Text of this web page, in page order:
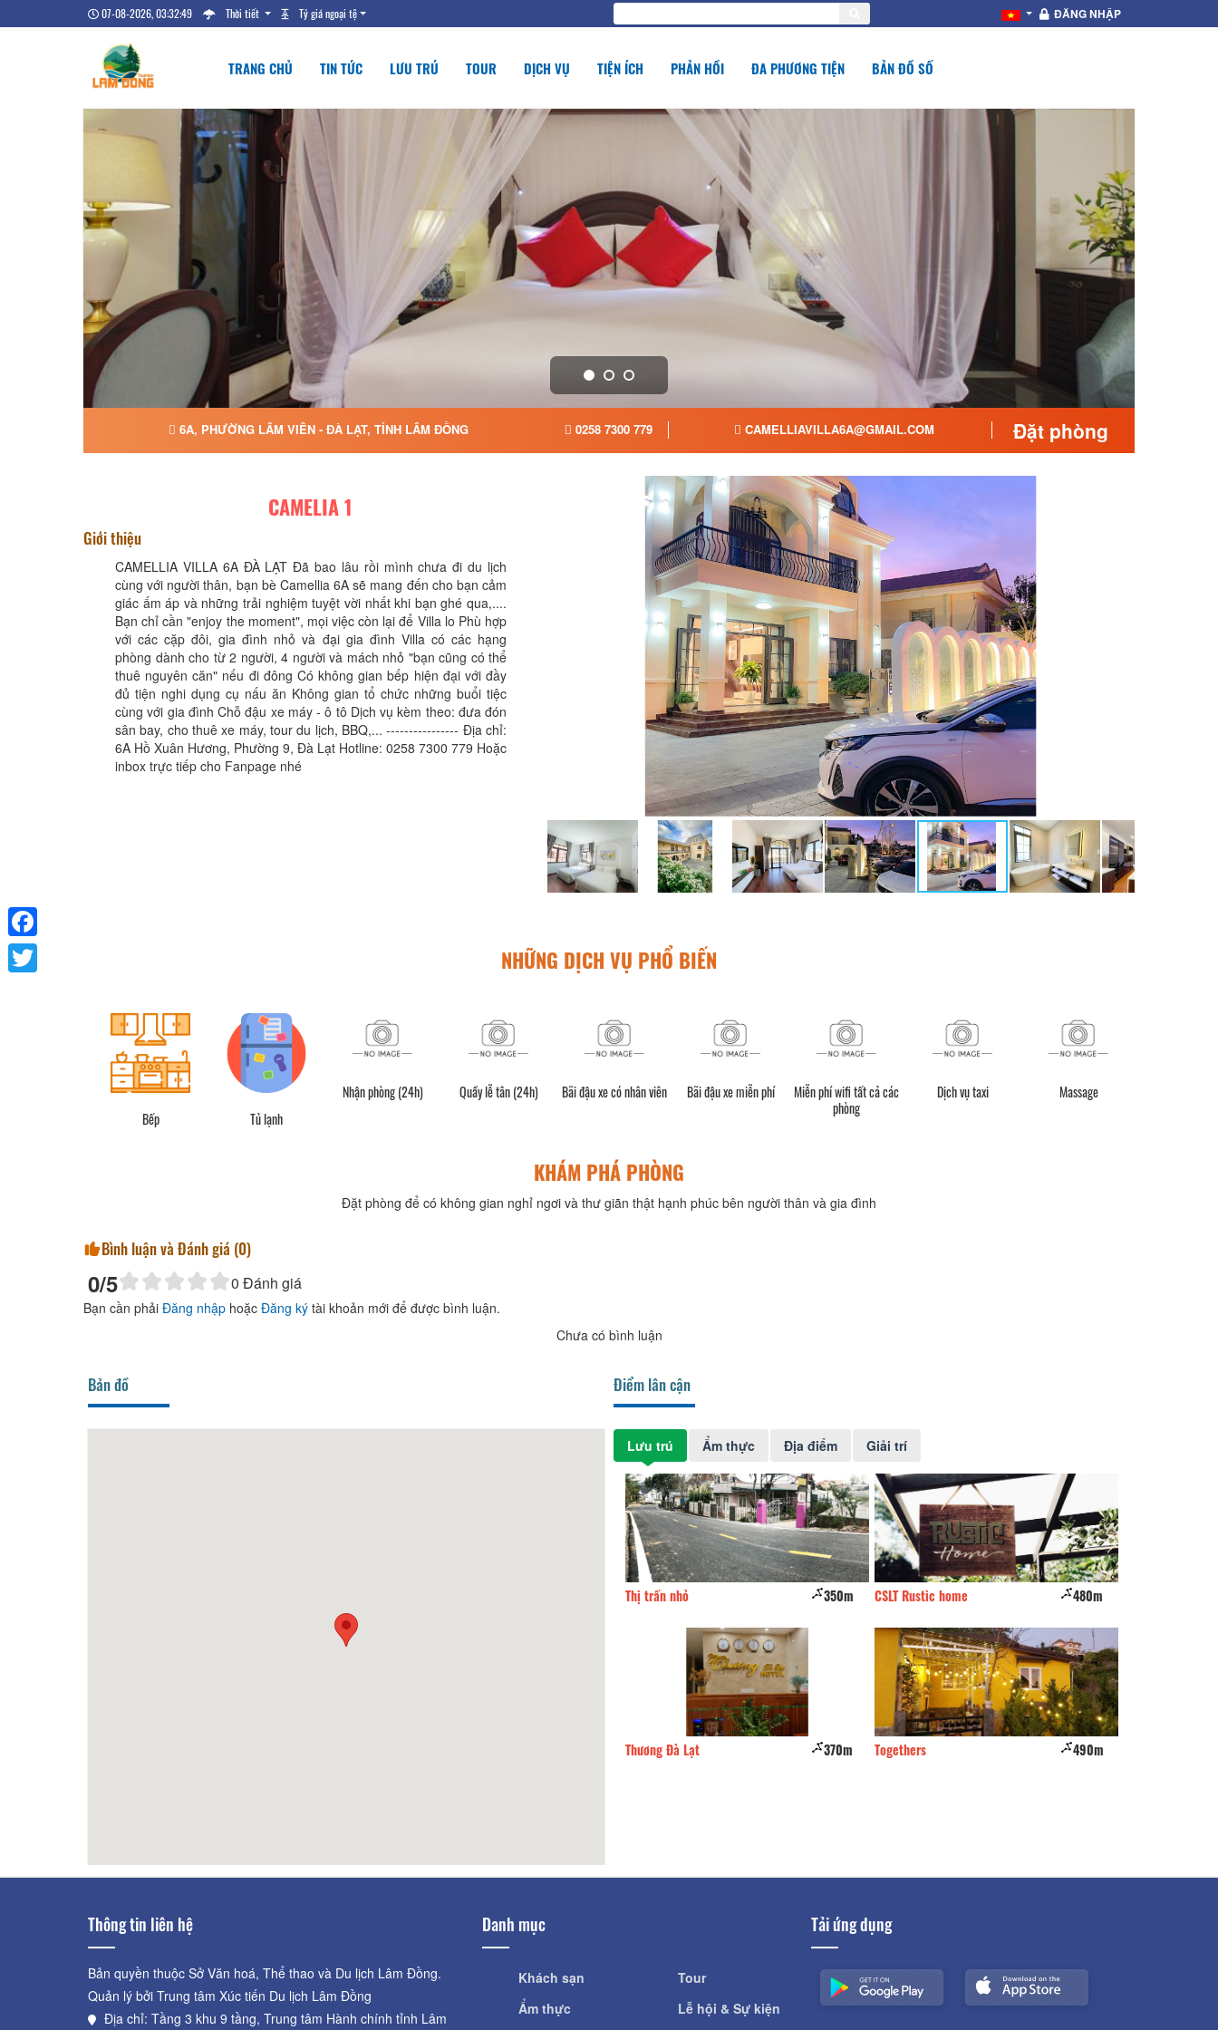
07-08-2026, 03:32:50 Thời tiết Tỷ giá ngoại tệ ĐĂNG NHẬP
TRANG CHỦ TIN TỨC LƯU TRÚ TOUR DỊCH VỤ TIỆN ÍCH PHẢN HỒI ĐA PHƯƠNG TIỆN BẢN ĐỒ SỐ
6A, PHƯỜNG LÂM VIÊN - ĐÀ LẠT, TỈNH LÂM ĐỒNG 0258 7300 779 CAMELLIAVILLA6A@GMAIL.COM Đặt phòng
CAMELIA 1
Giới thiệu
CAMELLIA VILLA 6A ĐÀ LẠT Đã bao lâu rồi mình chưa đi du lịch
cùng với người thân, bạn bè Camellia 6A sẽ mang đến cho bạn cảm
giác ấm áp và những trải nghiệm tuyệt vời nhất khi bạn ghé qua,....
Bạn chỉ cần "enjoy the moment", mọi việc còn lại để Villa lo Phù hợp
với các cặp đôi, gia đình nhỏ và đại gia đình Villa có các hạng
phòng dành cho từ 2 người, 4 người và mách nhỏ "bạn cũng có thể
thuê nguyên căn" nếu đi đông Có không gian bếp hiện đại với đầy
đủ tiện nghi dụng cụ nấu ăn Không gian tổ chức những buổi tiệc
cùng với gia đình Chỗ đậu xe máy - ô tô Dịch vụ kèm theo: đưa đón
sân bay, cho thuê xe máy, tour du lịch, BBQ,... ---------------- Địa chỉ:
6A Hồ Xuân Hương, Phường 9, Đà Lạt Hotline: 0258 7300 779 Hoặc
inbox trực tiếp cho Fanpage nhé
NHỮNG DỊCH VỤ PHỔ BIẾN
Bếp Tủ lạnh
Nhận phòng (24h) Quầy lễ tân (24h) Bãi đậu xe có nhân viên Bãi đậu xe miễn phí
Miễn phí wifi tất cả các
phòng
Dịch vụ taxi Massage
KHÁM PHÁ PHÒNG
Đặt phòng để có không gian nghỉ ngơi và thư giãn thật hạnh phúc bên người thân và gia đình
Bình luận và Đánh giá (0)
0/5 0 Đánh giá
Bạn cần phải Đăng nhập hoặc Đăng ký tài khoản mới để được bình luận.
Chưa có bình luận
Bản đồ Điểm lân cận
Lưu trú Ẩm thực Địa điểm Giải trí
Thị trấn nhỏ 350m
Thương Đà Lạt 370m
CSLT Rustic home 480m
Togethers 490m
Thông tin liên hệ
Bản quyền thuộc Sở Văn hoá, Thể thao và Du lịch Lâm Đồng.
Quản lý bởi Trung tâm Xúc tiến Du lịch Lâm Đồng
Địa chỉ: Tầng 3 khu 9 tầng, Trung tâm Hành chính tỉnh Lâm
Danh mục
Khách sạn
Ẩm thực
Tour
Lễ hội & Sự kiện
Tải ứng dụng
Facebook